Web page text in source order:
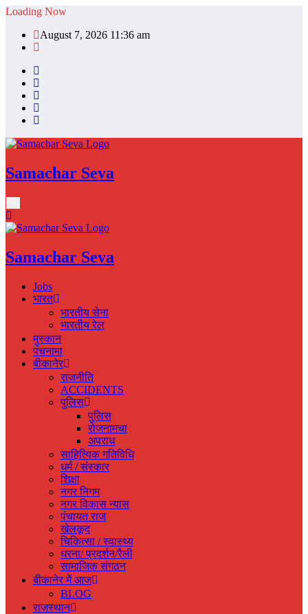
Skip
content
Loading Now
August 7, 2026 11:36 am
Samachar Seva
Samachar Seva
Jobs
भारत
भारतीय सेना
भारतीय रेल
मुस्‍कान
पंचनामा
बीकानेर
राजनीति
ACCIDENTS
पुलिस
पुलिस
रोजनामचा
अपराध
साहित्यिक गतिविधि
धर्म / संस्‍कार
शिक्षा
नगर निगम
नगर विकास न्‍यास
पंचायत राज
खेलकूद
चिकित्‍सा / स्‍वास्‍थ्‍य
धरना/ प्रदर्शन/रैली
सामाजिक संगठन
बीकानेर में आज
BLOG
राजस्‍थान